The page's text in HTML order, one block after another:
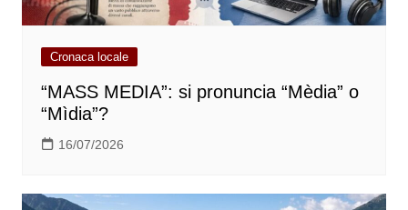
Cronaca locale
“MASS MEDIA”: si pronuncia “Mèdia” o
“Mìdia”?
16/07/2026